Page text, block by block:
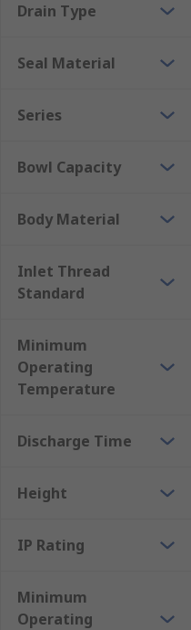
Coalescing filters
Water separators
Drain Type
Seal Material
Series
Bowl Capacity
Body Material
Inlet Thread
Standard
Minimum
Operating
Temperature
Discharge Time
Height
IP Rating
Minimum
Operating